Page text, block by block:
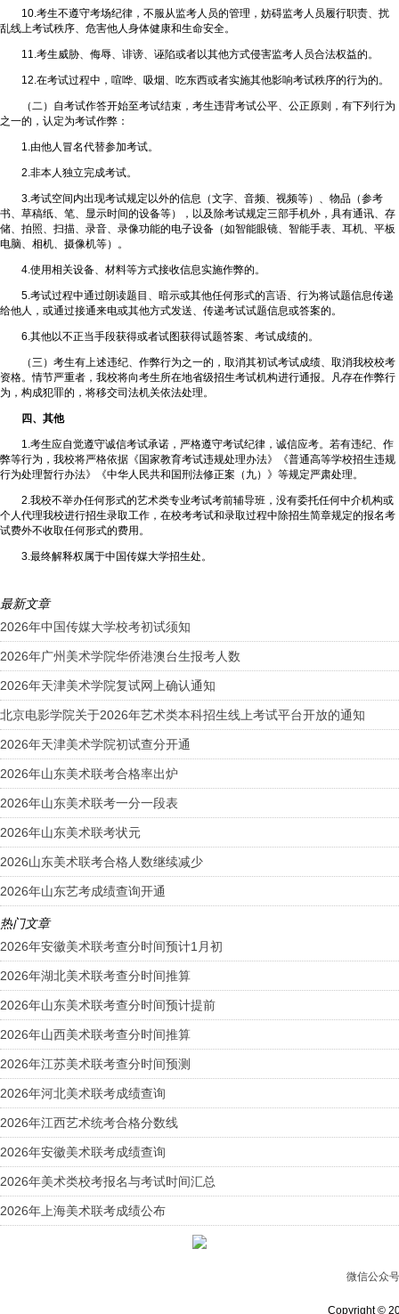
10.考生不遵守考场纪律，不服从监考人员的管理，妨碍监考人员履行职责、扰
乱线上考试秩序、危害他人身体健康和生命安全。
11.考生威胁、侮辱、诽谤、诬陷或者以其他方式侵害监考人员合法权益的。
12.在考试过程中，喧哗、吸烟、吃东西或者实施其他影响考试秩序的行为的。
（二）自考试作答开始至考试结束，考生违背考试公平、公正原则，有下列行为
之一的，认定为考试作弊：
1.由他人冒名代替参加考试。
2.非本人独立完成考试。
3.考试空间内出现考试规定以外的信息（文字、音频、视频等）、物品（参考
书、草稿纸、笔、显示时间的设备等），以及除考试规定三部手机外，具有通讯、存
储、拍照、扫描、录音、录像功能的电子设备（如智能眼镜、智能手表、耳机、平板
电脑、相机、摄像机等）。
4.使用相关设备、材料等方式接收信息实施作弊的。
5.考试过程中通过朗读题目、暗示或其他任何形式的言语、行为将试题信息传递
给他人，或通过接通来电或其他方式发送、传递考试试题信息或答案的。
6.其他以不正当手段获得或者试图获得试题答案、考试成绩的。
（三）考生有上述违纪、作弊行为之一的，取消其初试考试成绩、取消我校校考
资格。情节严重者，我校将向考生所在地省级招生考试机构进行通报。凡存在作弊行
为，构成犯罪的，将移交司法机关依法处理。
四、其他
1.考生应自觉遵守诚信考试承诺，严格遵守考试纪律，诚信应考。若有违纪、作
弊等行为，我校将严格依据《国家教育考试违规处理办法》《普通高等学校招生违规
行为处理暂行办法》《中华人民共和国刑法修正案（九）》等规定严肃处理。
2.我校不举办任何形式的艺术类专业考试考前辅导班，没有委托任何中介机构或
个人代理我校进行招生录取工作，在校考考试和录取过程中除招生简章规定的报名考
试费外不收取任何形式的费用。
3.最终解释权属于中国传媒大学招生处。
最新文章
2026年中国传媒大学校考初试须知
2026年广州美术学院华侨港澳台生报考人数
2026年天津美术学院复试网上确认通知
北京电影学院关于2026年艺术类本科招生线上考试平台开放的通知
2026年天津美术学院初试查分开通
2026年山东美术联考合格率出炉
2026年山东美术联考一分一段表
2026年山东美术联考状元
2026山东美术联考合格人数继续减少
2026年山东艺考成绩查询开通
热门文章
2026年安徽美术联考查分时间预计1月初
2026年湖北美术联考查分时间推算
2026年山东美术联考查分时间预计提前
2026年山西美术联考查分时间推算
2026年江苏美术联考查分时间预测
2026年河北美术联考成绩查询
2026年江西艺术统考合格分数线
2026年安徽美术联考成绩查询
2026年美术类校考报名与考试时间汇总
2026年上海美术联考成绩公布
微信公众号
Copyright ©